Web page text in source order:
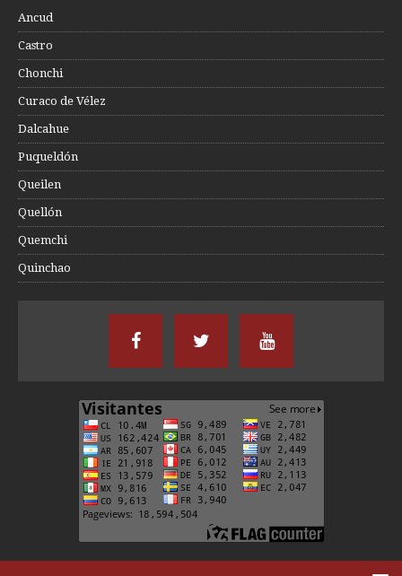
Ancud
Castro
Chonchi
Curaco de Vélez
Dalcahue
Puqueldón
Queilen
Quellón
Quemchi
Quinchao